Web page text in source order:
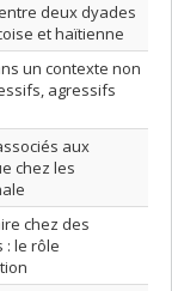
deux dyades
et haïtienne
un contexte non
agressifs
aux
chez les
chez des
le rôle